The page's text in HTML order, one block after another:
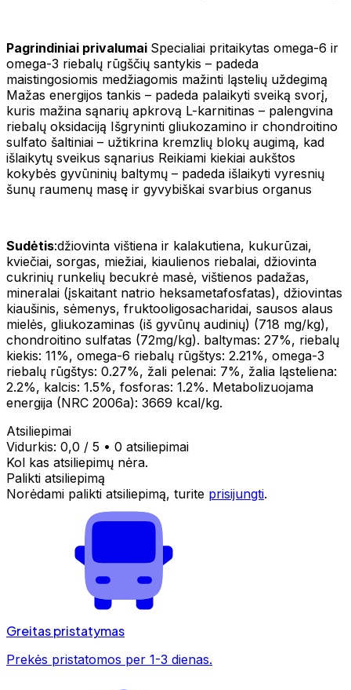
Pagrindiniai privalumai Specialiai pritaikytas omega-6 ir
omega-3 riebalų rūgščių santykis – padeda
maistingosiomis medžiagomis mažinti ląstelių uždegimą
Mažas energijos tankis – padeda palaikyti sveiką svorį,
kuris mažina sąnarių apkrovą L-karnitinas – palengvina
riebalų oksidaciją Išgryninti gliukozamino ir chondroitino
sulfato šaltiniai – užtikrina kremzlių blokų augimą, kad
išlaikytų sveikus sąnarius Reikiami kiekiai aukštos
kokybės gyvūninių baltymų – padeda išlaikyti vyresnių
šunų raumenų masę ir gyvybiškai svarbius organus
Sudėtis:džiovinta vištiena ir kalakutiena, kukurūzai,
kviečiai, sorgas, miežiai, kiaulienos riebalai, džiovinta
cukrinių runkelių becukrė masė, vištienos padažas,
mineralai (įskaitant natrio heksametafosfatas), džiovintas
kiaušinis, sėmenys, fruktooligosacharidai, sausos alaus
mielės, gliukozaminas (iš gyvūnų audinių) (718 mg/kg),
chondroitino sulfatas (72mg/kg). baltymas: 27%, riebalų
kiekis: 11%, omega-6 riebalų rūgštys: 2.21%, omega-3
riebalų rūgštys: 0.27%, žali pelenai: 7%, žalia ląsteliena:
2.2%, kalcis: 1.5%, fosforas: 1.2%. Metabolizuojama
energija (NRC 2006a): 3669 kcal/kg.
Atsiliepimai
Vidurkis: 0,0 / 5 • 0 atsiliepimai
Kol kas atsiliepimų nėra.
Palikti atsiliepimą
Norėdami palikti atsiliepimą, turite prisijungti.
Greitas pristatymas
Prekės pristatomos per 1-3 dienas.